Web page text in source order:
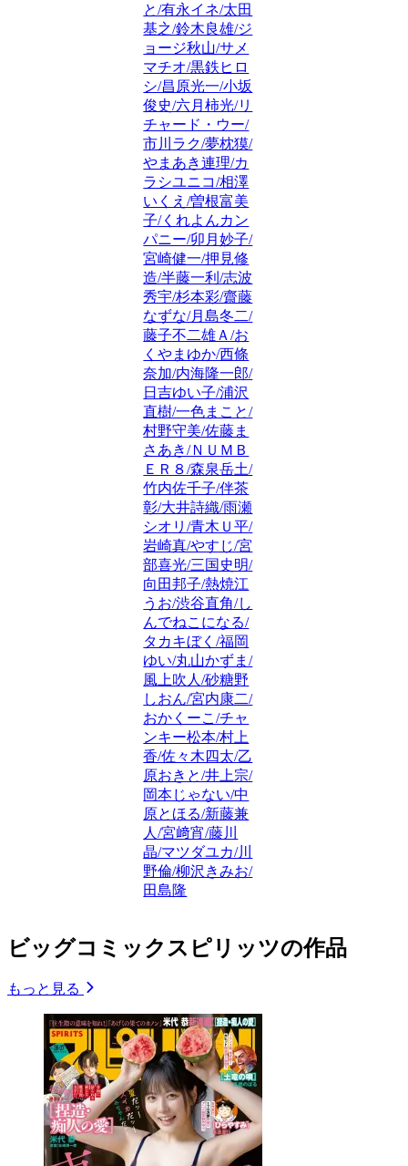
と/有永イネ/太田
基之/鈴木良雄/ジ
ョージ秋山/サメ
マチオ/黒鉄ヒロ
シ/昌原光一/小坂
俊史/六月柿光/リ
チャード・ウー/
市川ラク/夢枕獏/
やまあき連理/カ
ラシユニコ/相澤
いくえ/曽根富美
子/くれよんカン
パニー/卯月妙子/
宮崎健一/押見修
造/半藤一利/志波
秀宇/杉本彩/齋藤
なずな/月島冬二/
藤子不二雄Ａ/お
くやまゆか/西條
奈加/内海隆一郎/
日吉ゆい子/浦沢
直樹/一色まこと/
村野守美/佐藤ま
さあき/ＮＵＭＢ
ＥＲ８/森泉岳土/
竹内佐千子/伴茶
彰/大井詩織/雨瀬
シオリ/青木Ｕ平/
岩崎真/やすじ/宮
部喜光/三国史明/
向田邦子/熱焼江
うお/渋谷直角/し
んでねこになる/
タカキぼく/福岡
ゆい/丸山かずま/
風上吹人/砂糖野
しおん/宮内康二/
おかくーこ/チャ
ンキー松本/村上
香/佐々木四太/乙
原おきと/井上宗/
岡本じゃない/中
原とほる/新藤兼
人/宮﨑宵/藤川
晶/マツダユカ/川
野倫/柳沢きみお/
田島隆
ビッグコミックスピリッツの作品
もっと見る